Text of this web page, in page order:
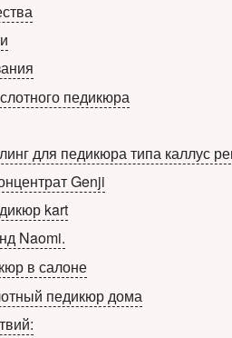
педикюра
для педикюра типа каллус
Genji
kart
Naomi.
в салоне
педикюр дома